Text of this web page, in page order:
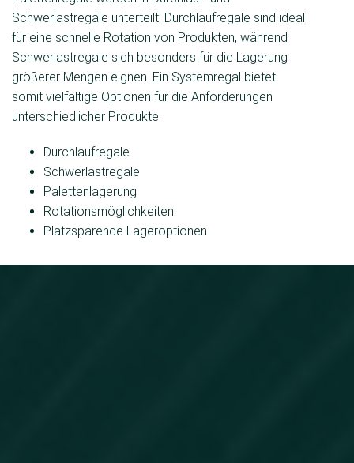
Schwerlastregale unterteilt. Durchlaufregale sind ideal
für eine schnelle Rotation von Produkten, während
Schwerlastregale sich besonders für die Lagerung
größerer Mengen eignen. Ein Systemregal bietet
somit vielfältige Optionen für die Anforderungen
unterschiedlicher Produkte.
Durchlaufregale
Schwerlastregale
Palettenlagerung
Rotationsmöglichkeiten
Platzsparende Lageroptionen